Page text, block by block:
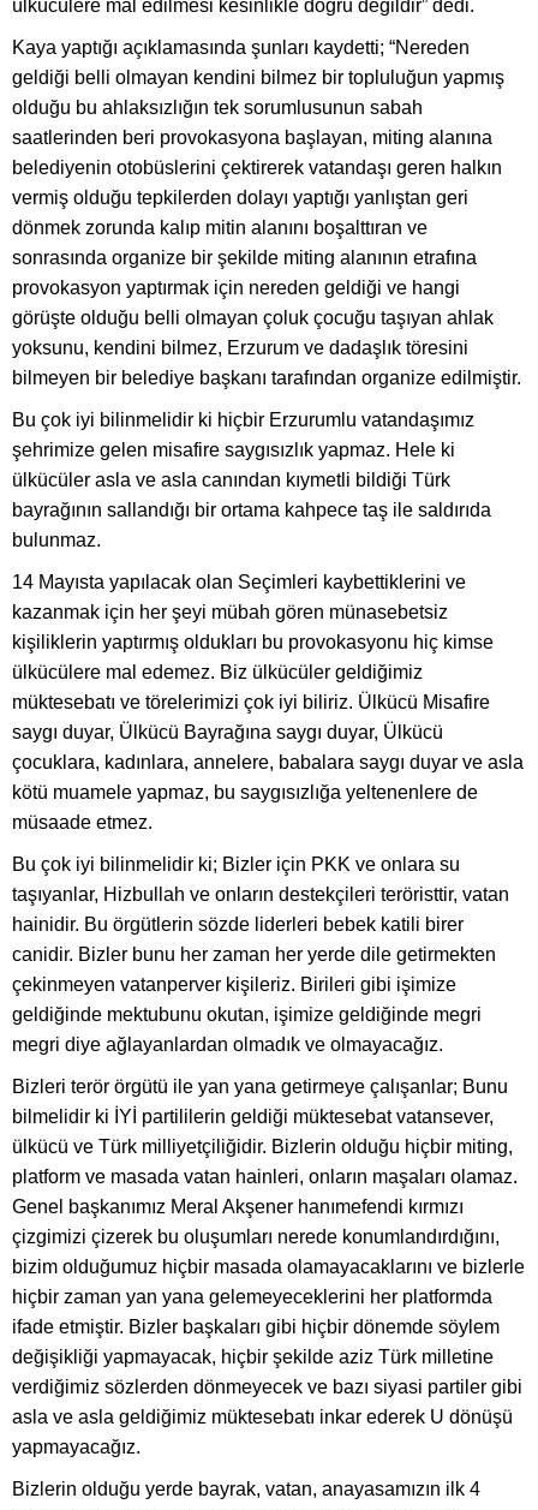
ülkücülere mal edilmesi kesinlikle doğru değildir” dedi.
Kaya yaptığı açıklamasında şunları kaydetti; “Nereden
geldiği belli olmayan kendini bilmez bir topluluğun yapmış
olduğu bu ahlaksızlığın tek sorumlusunun sabah
saatlerinden beri provokasyona başlayan, miting alanına
belediyenin otobüslerini çektirerek vatandaşı geren halkın
vermiş olduğu tepkilerden dolayı yaptığı yanlıştan geri
dönmek zorunda kalıp mitin alanını boşalttıran ve
sonrasında organize bir şekilde miting alanının etrafına
provokasyon yaptırmak için nereden geldiği ve hangi
görüşte olduğu belli olmayan çoluk çocuğu taşıyan ahlak
yoksunu, kendini bilmez, Erzurum ve dadaşlık töresini
bilmeyen bir belediye başkanı tarafından organize edilmiştir.
Bu çok iyi bilinmelidir ki hiçbir Erzurumlu vatandaşımız
şehrimize gelen misafire saygısızlık yapmaz. Hele ki
ülkücüler asla ve asla canından kıymetli bildiği Türk
bayrağının sallandığı bir ortama kahpece taş ile saldırıda
bulunmaz.
14 Mayısta yapılacak olan Seçimleri kaybettiklerini ve
kazanmak için her şeyi mübah gören münasebetsiz
kişiliklerin yaptırmış oldukları bu provokasyonu hiç kimse
ülkücülere mal edemez. Biz ülkücüler geldiğimiz
müktesebatı ve törelerimizi çok iyi biliriz. Ülkücü Misafire
saygı duyar, Ülkücü Bayrağına saygı duyar, Ülkücü
çocuklara, kadınlara, annelere, babalara saygı duyar ve asla
kötü muamele yapmaz, bu saygısızlığa yeltenenlere de
müsaade etmez.
Bu çok iyi bilinmelidir ki; Bizler için PKK ve onlara su
taşıyanlar, Hizbullah ve onların destekçileri teröristtir, vatan
hainidir. Bu örgütlerin sözde liderleri bebek katili birer
canidir. Bizler bunu her zaman her yerde dile getirmekten
çekinmeyen vatanperver kişileriz. Birileri gibi işimize
geldiğinde mektubunu okutan, işimize geldiğinde megri
megri diye ağlayanlardan olmadık ve olmayacağız.
Bizleri terör örgütü ile yan yana getirmeye çalışanlar; Bunu
bilmelidir ki İYİ partililerin geldiği müktesebat vatansever,
ülkücü ve Türk milliyetçiliğidir. Bizlerin olduğu hiçbir miting,
platform ve masada vatan hainleri, onların maşaları olamaz.
Genel başkanımız Meral Akşener hanımefendi kırmızı
çizgimizi çizerek bu oluşumları nerede konumlandırdığını,
bizim olduğumuz hiçbir masada olamayacaklarını ve bizlerle
hiçbir zaman yan yana gelemeyeceklerini her platformda
ifade etmiştir. Bizler başkaları gibi hiçbir dönemde söylem
değişikliği yapmayacak, hiçbir şekilde aziz Türk milletine
verdiğimiz sözlerden dönmeyecek ve bazı siyasi partiler gibi
asla ve asla geldiğimiz müktesebatı inkar ederek U dönüşü
yapmayacağız.
Bizlerin olduğu yerde bayrak, vatan, anayasamızın ilk 4